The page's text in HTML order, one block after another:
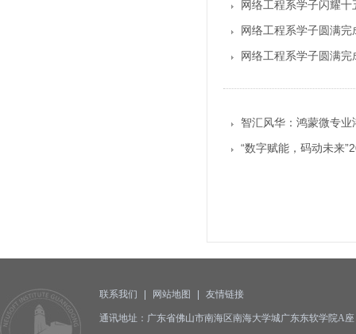
网络工程系学子闪耀
网络工程系学子圆满
网络工程系学子圆满
智汇风华：鸿蒙微专
“数字赋能，码动未来
联系我们 网站地图 友情链接
通讯地址：广东省佛山市南海区南海大学城广东东软学院A